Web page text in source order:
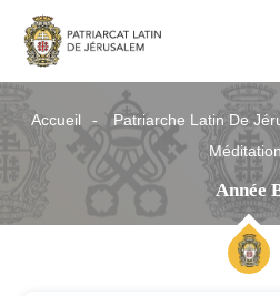
Accueil Patriarche Latin De
Année